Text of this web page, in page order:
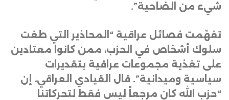
شيء من الضاحية”.
تفهّمت فصائل عراقية “المحاذير التي طغت
سلوك أشخاص في الحزب، ممن كانوا معتادين
على تغذية مجموعات عراقية بتقديرات
سياسية وميدانية”. قال القيادي العراقي، إن
“حزب الله كان مرجعاً ليس فقط لتحركاتنا